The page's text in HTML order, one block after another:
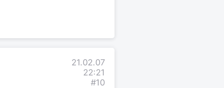
21.02.07
22:21
#10